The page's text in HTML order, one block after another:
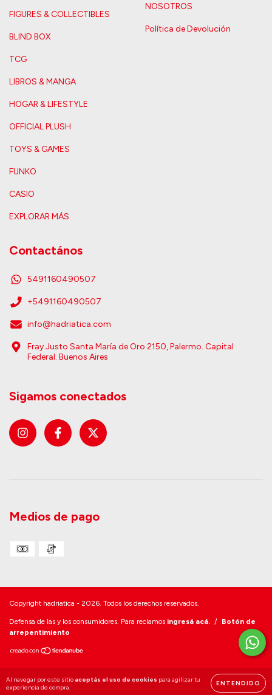
Al navegar por este sitio aceptás el uso de cookies para agilizar tu
experiencia de compra.
ENTENDIDO
FIGURES & COLLECTIBLES
BLIND BOX
TCG
LIBROS & MANGA
HOGAR & LIFESTYLE
OFFICIAL PLUSH
TOYS & GAMES
FUNKO
CASIO
EXPLORAR MÁS
NOSOTROS
Política de Devolución
Contactános
5491160490507
+5491160490507
info@hadriatica.com
Fray Justo Santa María de Oro 2150, Palermo. Capital
Federal. Buenos Aires
Sigamos conectados
Medios de pago
Copyright hadriatica - 2026. Todos los derechos reservados.
Defensa de las y los consumidores. Para reclamos ingresá acá. / Botón de
arrepentimiento